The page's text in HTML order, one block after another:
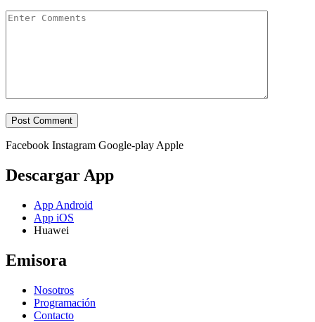
Facebook Instagram Google-play Apple
Descargar App
App Android
App iOS
Huawei
Emisora
Nosotros
Programación
Contacto